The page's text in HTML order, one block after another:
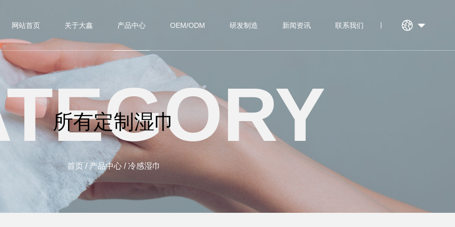
网站首页 关于大鑫 产品中心 OEM/ODM 研发制造 新闻资讯 联系我们
所有定制湿巾
首页 / 产品中心 / 冷感湿巾